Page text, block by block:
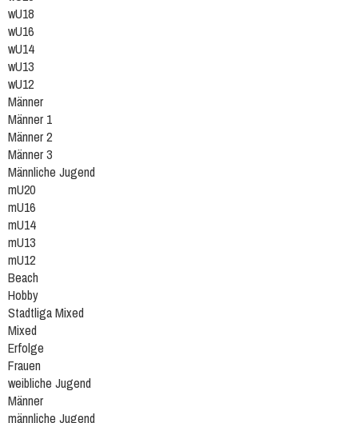
wU18
wU16
wU14
wU13
wU12
Männer
Männer 1
Männer 2
Männer 3
Männliche Jugend
mU20
mU16
mU14
mU13
mU12
Beach
Hobby
Stadtliga Mixed
Mixed
Erfolge
Frauen
weibliche Jugend
Männer
männliche Jugend